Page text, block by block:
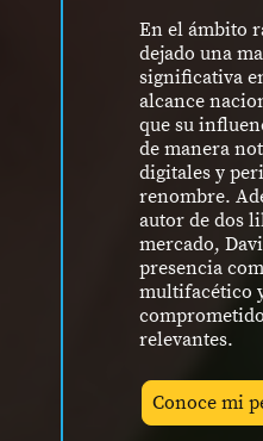
En el ámbito
dejado una
significativa
alcance
que su
de manera
digitales y
renombre.
autor de dos
mercado,
presencia
multifacético
relevantes.
Conoce mi